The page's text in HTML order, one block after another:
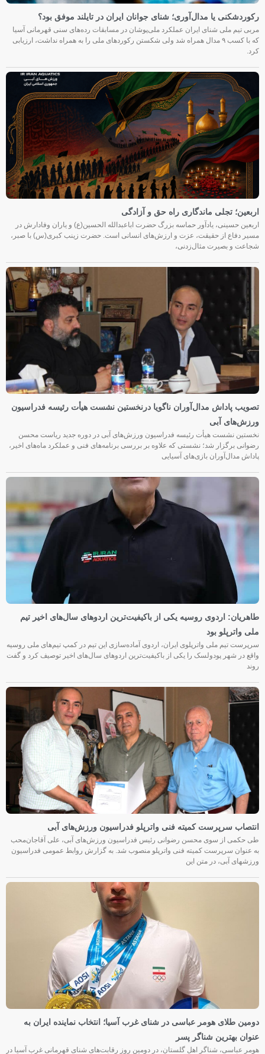
رکوردشکنی یا مدال‌آوری؛ شنای جوانان ایران در تایلند موفق بود؟
مربی تیم ملی شنای ایران عملکرد ملی‌پوشان در مسابقات رده‌های سنی قهرمانی آسیا
که با کسب ۹ مدال همراه شد ولی شکستن رکوردهای ملی را به همراه نداشت، ارزیابی
کرد.
اربعین؛ تجلی ماندگاری راه حق و آزادگی
اربعین حسینی، یادآور حماسه بزرگ حضرت اباعبدالله الحسین(ع) و یاران وفادارش در
مسیر دفاع از حقیقت، عزت و ارزش‌های انسانی است. حضرت زینب کبری(س) با صبر،
شجاعت و بصیرت مثال‌زدنی،
تصویب پاداش مدال‌آوران ناگویا درنخستین نشست هیأت رئیسه فدراسیون
ورزش‌های آبی
نخستین نشست هیأت رئیسه فدراسیون ورزش‌های آبی در دوره جدید ریاست محسن
رضوانی برگزار شد؛ نشستی که علاوه بر بررسی برنامه‌های فنی و عملکرد ماه‌های اخیر،
پاداش مدال‌آوران بازی‌های آسیایی
طاهریان: اردوی روسیه یکی از باکیفیت‌ترین اردوهای سال‌های اخیر تیم
ملی واترپلو بود
سرپرست تیم ملی واترپلوی ایران، اردوی آماده‌سازی این تیم در کمپ تیم‌های ملی روسیه
واقع در شهر پودولسک را یکی از باکیفیت‌ترین اردوهای سال‌های اخیر توصیف کرد و گفت
روند
انتصاب سرپرست کمیته فنی واترپلو فدراسیون ورزش‌های آبی
طی حکمی از سوی محسن رضوانی رئیس فدراسیون ورزش‌های آبی، علی آقاجان‌محب
به عنوان سرپرست کمیته فنی واترپلو منصوب شد. به گزارش روابط عمومی فدراسیون
ورزشهای آبی، در متن این
دومین طلای هومر عباسی در شنای غرب آسیا؛ انتخاب نماینده ایران به
عنوان بهترین شناگر پسر
هومر عباسی، شناگر اهل گلستان، در دومین روز رقابت‌های شنای قهرمانی غرب آسیا در